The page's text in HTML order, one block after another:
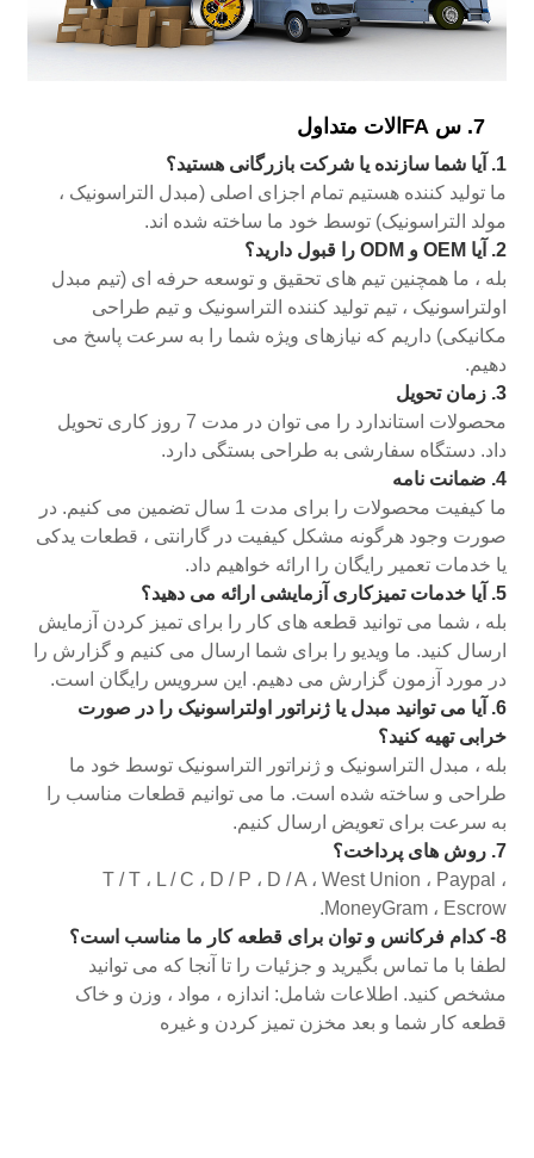
7. س FAالات متداول
1. آیا شما سازنده یا شرکت بازرگانی هستید؟
ما تولید کننده هستیم تمام اجزای اصلی (مبدل التراسونیک ،
مولد التراسونیک) توسط خود ما ساخته شده اند.
2. آیا OEM و ODM را قبول دارید؟
بله ، ما همچنین تیم های تحقیق و توسعه حرفه ای (تیم مبدل
اولتراسونیک ، تیم تولید کننده التراسونیک و تیم طراحی
مکانیکی) داریم که نیازهای ویژه شما را به سرعت پاسخ می
دهیم.
3. زمان تحویل
محصولات استاندارد را می توان در مدت 7 روز کاری تحویل
داد. دستگاه سفارشی به طراحی بستگی دارد.
4. ضمانت نامه
ما کیفیت محصولات را برای مدت 1 سال تضمین می کنیم. در
صورت وجود هرگونه مشکل کیفیت در گارانتی ، قطعات یدکی
یا خدمات تعمیر رایگان را ارائه خواهیم داد.
5. آیا خدمات تمیزکاری آزمایشی ارائه می دهید؟
بله ، شما می توانید قطعه های کار را برای تمیز کردن آزمایش
ارسال کنید. ما ویدیو را برای شما ارسال می کنیم و گزارش را
در مورد آزمون گزارش می دهیم. این سرویس رایگان است.
6. آیا می توانید مبدل یا ژنراتور اولتراسونیک را در صورت
خرابی تهیه کنید؟
بله ، مبدل التراسونیک و ژنراتور التراسونیک توسط خود ما
طراحی و ساخته شده است. ما می توانیم قطعات مناسب را
به سرعت برای تعویض ارسال کنیم.
7. روش های پرداخت؟
T / T ، L / C ، D / P ، D / A ، West Union ، Paypal ،
MoneyGram ، Escrow.
8- کدام فرکانس و توان برای قطعه کار ما مناسب است؟
لطفا با ما تماس بگیرید و جزئیات را تا آنجا که می توانید
مشخص کنید. اطلاعات شامل: اندازه ، مواد ، وزن و خاک
قطعه کار شما و بعد مخزن تمیز کردن و غیره